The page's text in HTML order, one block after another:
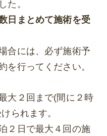
た。
日まとめて施術を受
合には、必ず施術予
を行ってください。
大２回まで(間に２時
られます。
２日で最大４回の施